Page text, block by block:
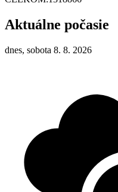
Aktuálne počasie
dnes, sobota 8. 8. 2026